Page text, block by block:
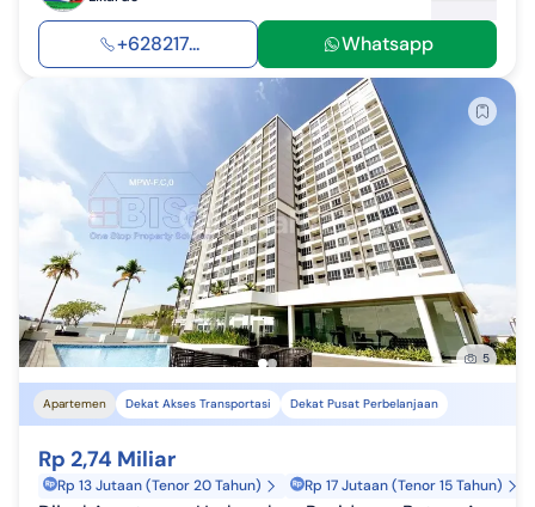
+628217... Whatsapp
5
Apartemen Dekat Akses Transportasi Dekat Pusat Perbelanjaan
Rp 2,74 Miliar
Rp 13 Jutaan (Tenor 20 Tahun) Rp 17 Jutaan (Tenor 15 Tahun)